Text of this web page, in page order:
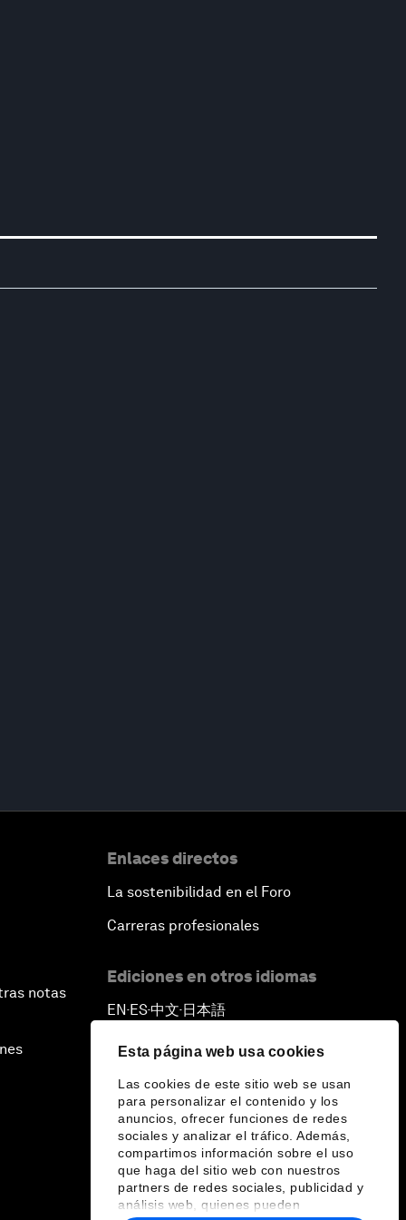
Esta página web usa cookies
Las cookies de este sitio web se usan
para personalizar el contenido y los
anuncios, ofrecer funciones de redes
sociales y analizar el tráfico. Además,
compartimos información sobre el uso
que haga del sitio web con nuestros
partners de redes sociales, publicidad y
análisis web, quienes pueden
notas
Enlaces directos
La sostenibilidad en el Foro
Carreras profesionales
Ediciones en otros idiomas
EN ▪ ES▪中文▪ 日本語